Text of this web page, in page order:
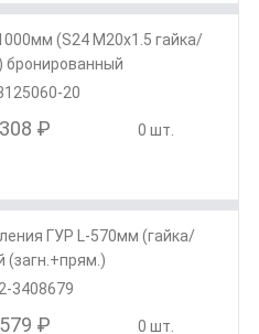
(S24 М20х1.5 гайка/
бронированный
20
308 ₽ 0 шт.
ГУР L-570мм (гайка/
(загн.+прям.)
3408679
579 ₽ 0 шт.